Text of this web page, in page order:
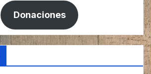
Donaciones